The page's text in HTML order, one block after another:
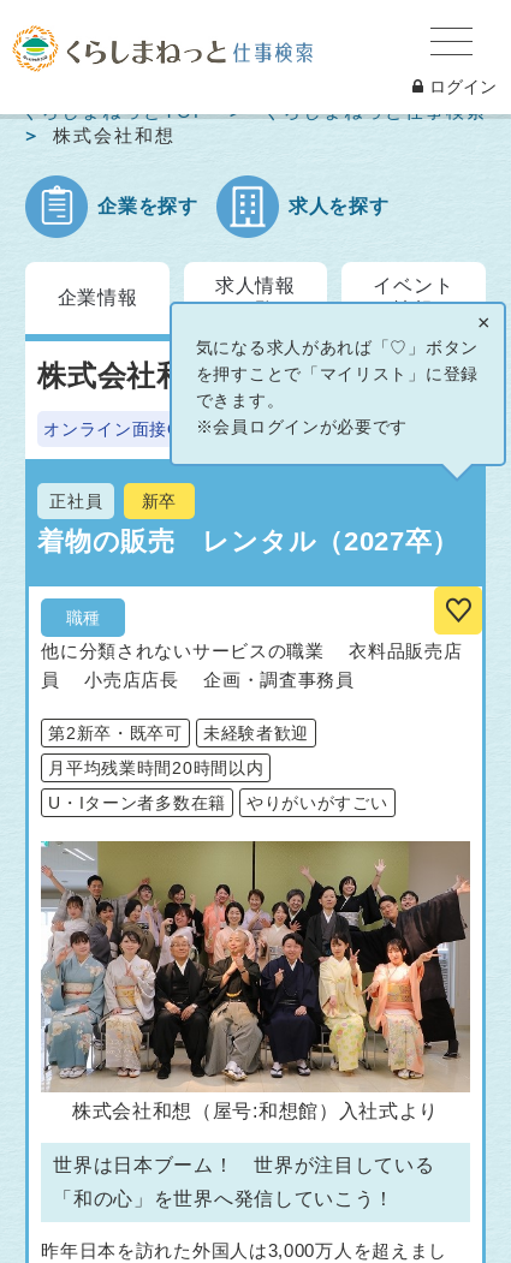
ログイン
くらしまねっとTOP
くらしまねっと仕事検索
株式会社和想
企業を探す 求人を探す
企業情報
求人情報
一覧
イベント
情報
株式会社和想
オンライン面接OK
正社員 新卒
着物の販売 レンタル（2027卒）
職種
他に分類されないサービスの職業 衣料品販売店
員 小売店店長 企画・調査事務員
第2新卒・既卒可
未経験者歓迎
月平均残業時間20時間以内
U・Iターン者多数在籍
やりがいがすごい
株式会社和想（屋号:和想館）入社式より
世界は日本ブーム！ 世界が注目している
「和の心」を世界へ発信していこう！
昨年日本を訪れた外国人は3,000万人を超えまし
×
気になる求人があれば「♡」ボタン
を押すことで「マイリスト」に登録
できます。
※会員ログインが必要です